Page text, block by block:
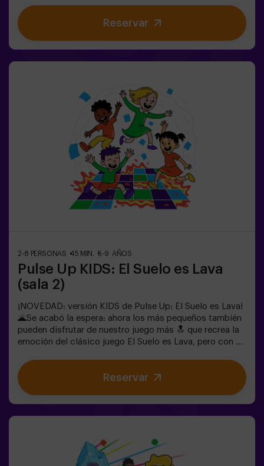
dinámicos y coloridos que estimulan el cuerpo y la
mente🎉 Ideal para fiestas infantiles y
cumpleaños emocionantes🎁 Recuerdos inolvidables y
seguir jugando.👧👦 Para niños de 5 a 9 años. Si tienen
10 años o más, ¡la versión clásica de Pulse Up: El Suelo
es Lava es perfecta para ellos!Los niños deberán
colaborar, pensar rápido y moverse aún más rápido para
superar todos los retos. ¡Verán su progreso en tiempo
real en pantalla y celebrarán cada victoria como un
verdadero logro! 🏆Diversión activa, segura y original
para fiestas infantiles, salidas en familia o simplemente
para liberar energía de la forma más divertida.✅ Ideal
para niños | familias | fiestas infantilesImportante: los
niños deben ir acompañados de un adulto, que cuenta
Reservar
2-8 PERSONAS 45 MIN. 5-9 AÑOS
Pulse Up KIDS: El Suelo es Lava
(sala 2)
¡NOVEDAD: versión KIDS de Pulse Up: El Suelo es Lava!
🌋Se acabó la espera: ahora los más pequeños también
pueden disfrutar de nuestro juego más 🔝 que recrea la
emoción del clásico juego El Suelo es Lava, pero con un
dinámicos y coloridos que estimulan el cuerpo y la
mente🎉 Ideal para fiestas infantiles y
cumpleaños emocionantes🎁 Recuerdos inolvidables y
seguir jugando.👧👦 Para niños de 5 a 9 años. Si tienen
10 años o más, ¡la versión clásica de Pulse Up: El Suelo
Reservar